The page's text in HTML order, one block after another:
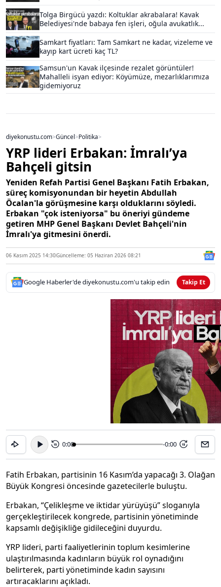
Tolga Birgücü yazdı: Koltuklar akrabalara! Kavak
Belediyesi'nde babaya fen işleri, oğula avukatlık...
Samkart fiyatları: Tam Samkart ne kadar, vizeleme ve
kayıp kart ücreti kaç TL?
Samsun'un Kavak ilçesinde rezalet görüntüler!
Mahalleli isyan ediyor: Köyümüze, mezarlıklarımıza
gidemiyoruz
diyekonustu.com>Güncel>Politika>
YRP lideri Erbakan: İmralı’ya
Bahçeli gitsin
Yeniden Refah Partisi Genel Başkanı Fatih Erbakan,
süreç komisyonundan bir heyetin Abdullah
Öcalan'la görüşmesine karşı olduklarını söyledi.
Erbakan "çok isteniyorsa" bu öneriyi gündeme
getiren MHP Genel Başkanı Devlet Bahçeli'nin
İmralı'ya gitmesini önerdi.
06 Kasım 2025 14:30Güncelleme: 05 Haziran 2026 08:21
Google Haberler'de diyekonustu.com'u takip edin Takip Et
15 0:00 -0:00 15
Fatih Erbakan, partisinin 16 Kasım’da yapacağı 3. Olağan
Büyük Kongresi öncesinde gazetecilerle buluştu.
Erbakan, “Çelikleşme ve iktidar yürüyüşü” sloganıyla
gerçekleştirilecek kongrede, partisinin yönetiminde
kapsamlı değişikliğe gidileceğini duyurdu.
YRP lideri, parti faaliyetlerinin toplum kesimlerine
ulaştırılmasında kadınların büyük rol oynadığını
belirterek, parti yönetiminde kadın sayısını
artıracaklarını açıkladı.